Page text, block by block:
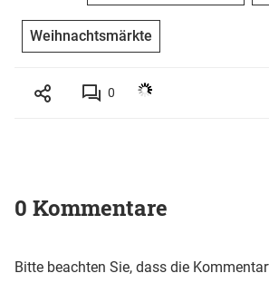
Weihnachtsmärkte
0
0 Kommentare
Bitte beachten Sie, dass die